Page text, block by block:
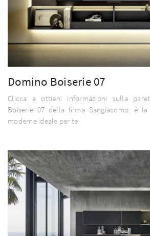
Domino Boiserie 07
Clicca e ottieni informazioni sulla
Boiserie 07 della firma Sangiacomo: è
moderne ideale per te.